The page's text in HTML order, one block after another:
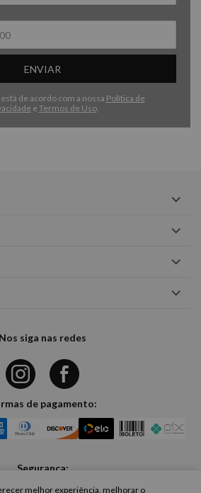
de acordo com a nossa Política de
e Termos de Uso.
ENVIAR
Nos siga nas redes
de pagamento:
Segurança:
melhor experiência, melhorar o